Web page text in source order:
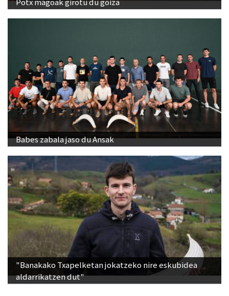
Babes zabala jaso du Ansak
"Banakako Txapelketan jokatzeko nire eskubidea
aldarrikatzen dut"